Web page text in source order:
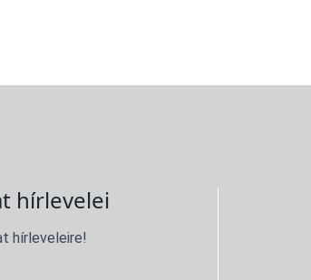
hírlevelei
hírleveleire!